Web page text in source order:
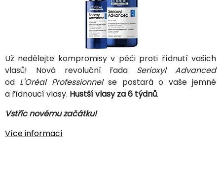
Už nedělejte kompromisy v péči proti řídnutí vašich
vlasů! Nová revoluční řada Serioxyl Advanced
od L'Oréal Professionnelse postará o vaše jemné
a řídnoucí vlasy. Hustší vlasy za 6 týdnů.
Vstříc novému začátku!
Více informací